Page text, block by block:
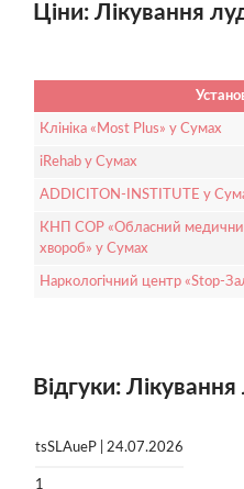
Ціни: Лікування
Клініка «Most Plus» у Сумах
iRehab у Сумах
ADDICITON-INSTITUTE у
КНП СОР «Обласний
хвороб» у Сумах
Наркологічний центр «Stop-
Відгуки:
tsSLAueP | 24.07.2026
1